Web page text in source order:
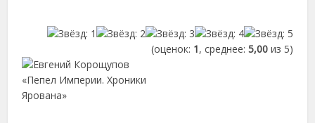
(оценок: 1, среднее: 5,00из 5)